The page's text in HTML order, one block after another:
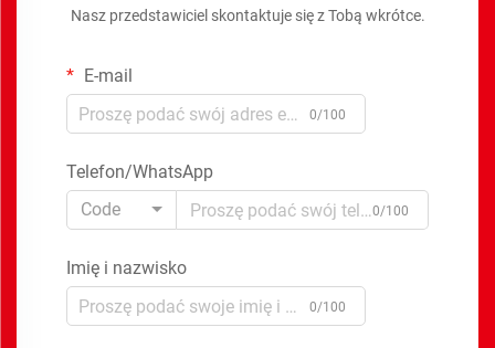
Nasz przedstawiciel skontaktuje się z Tobą wkrótce.
E-mail
0/100
Telefon/WhatsApp
Code
0/100
Imię i nazwisko
0/100